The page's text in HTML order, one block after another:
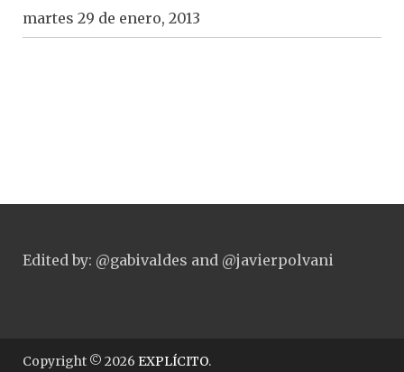
martes 29 de enero, 2013
Edited by: @gabivaldes and @javierpolvani
Copyright © 2026 EXPLÍCITO.